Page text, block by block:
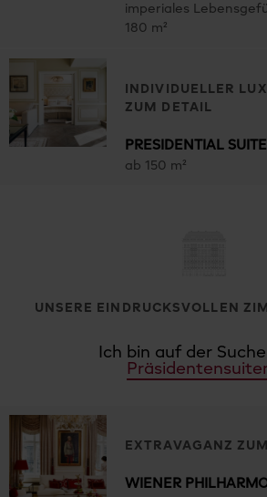
imperiales
180 m²
INDIVIDUELLER
ZUM DETAIL
PRESIDENTIAL SUITE
ab 150 m²
UNSERE EINDRUCKSVOLLEN
Ich bin auf der
EXTRAVAGANZ
WIENER